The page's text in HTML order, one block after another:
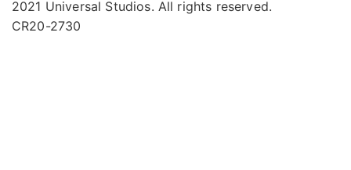
2021 Universal Studios. All rights reserved.
CR20-2730